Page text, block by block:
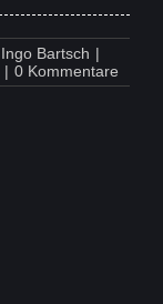
Ingo Bartsch |
| 0 Kommentareon